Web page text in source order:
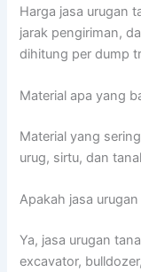
Harga jasa urugan
jarak pengiriman,
dihitung per dump
Material apa yang
Material yang
urug, sirtu, dan
Apakah jasa
Ya, jasa urugan
excavator,